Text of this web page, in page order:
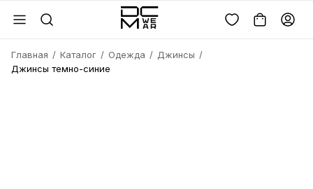
Главная Каталог Одежда
Джинсы
Джинсы темно-синие